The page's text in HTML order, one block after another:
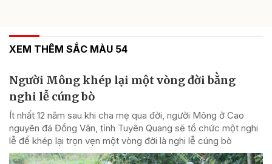
XEM THÊM SẮC MÀU 54
Người Mông khép lại một vòng đời bằng
nghi lễ cúng bò
Ít nhất 12 năm sau khi cha mẹ qua đời, người Mông ở Cao
nguyên đá Đồng Văn, tỉnh Tuyên Quang sẽ tổ chức một nghi
lễ để khép lại trọn vẹn một vòng đời là nghi lễ cúng bò